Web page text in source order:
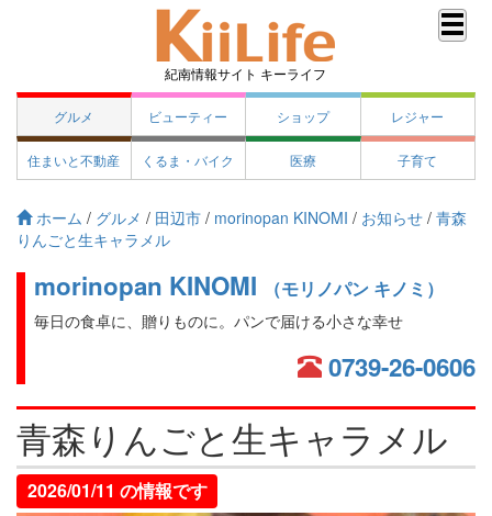
紀南情報サイト キーライフ
グルメ ビューティー ショップ レジャー
住まいと不動産 くるま・バイク 医療 子育て
ホーム / グルメ / 田辺市 / morinopan KINOMI / お知らせ / 青森
りんごと生キャラメル
morinopan KINOMI （モリノパン キノミ）
毎日の食卓に、贈りものに。パンで届ける小さな幸せ
0739-26-0606
青森りんごと生キャラメル
2026/01/11 の情報です